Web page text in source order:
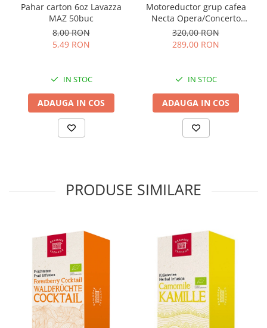
Pahar carton 6oz Lavazza
MAZ 50buc
8,00 RON
5,49 RON
IN STOC
ADAUGA IN COS
Motoreductor grup cafea
Necta Opera/Concerto
254552
320,00 RON
289,00 RON
IN STOC
ADAUGA IN COS
PRODUSE SIMILARE